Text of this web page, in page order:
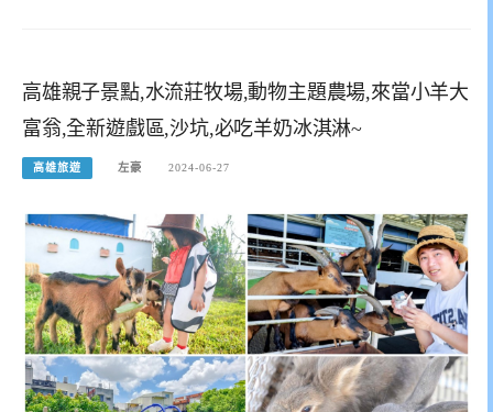
高雄親子景點,水流莊牧場,動物主題農場,來當小羊大
富翁,全新遊戲區,沙坑,必吃羊奶冰淇淋~
高雄旅遊 左豪 2024-06-27